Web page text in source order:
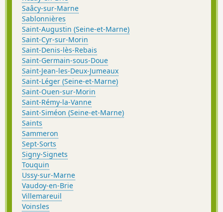
Saâcy-sur-Marne
Sablonnières
Saint-Augustin (Seine-et-Marne)
Saint-Cyr-sur-Morin
Saint-Denis-lès-Rebais
Saint-Germain-sous-Doue
Saint-Jean-les-Deux-Jumeaux
Saint-Léger (Seine-et-Marne)
Saint-Ouen-sur-Morin
Saint-Rémy-la-Vanne
Saint-Siméon (Seine-et-Marne)
Saints
Sammeron
Sept-Sorts
Signy-Signets
Touquin
Ussy-sur-Marne
Vaudoy-en-Brie
Villemareuil
Voinsles